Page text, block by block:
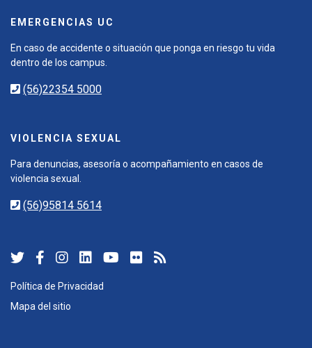
EMERGENCIAS UC
En caso de accidente o situación que ponga en riesgo tu vida
dentro de los campus.
(56)22354 5000
VIOLENCIA SEXUAL
Para denuncias, asesoría o acompañamiento en casos de
violencia sexual.
(56)95814 5614
Política de Privacidad
Mapa del sitio